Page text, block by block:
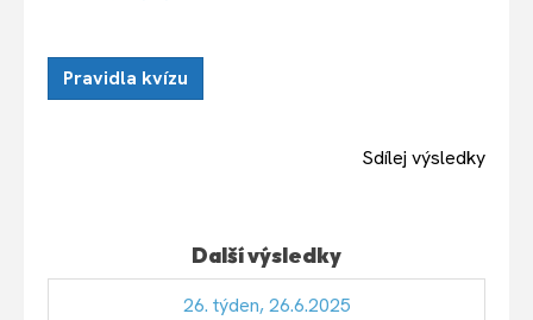
Pravidla kvízu
Sdílej výsledky
Další výsledky
26. týden, 26.6.2025